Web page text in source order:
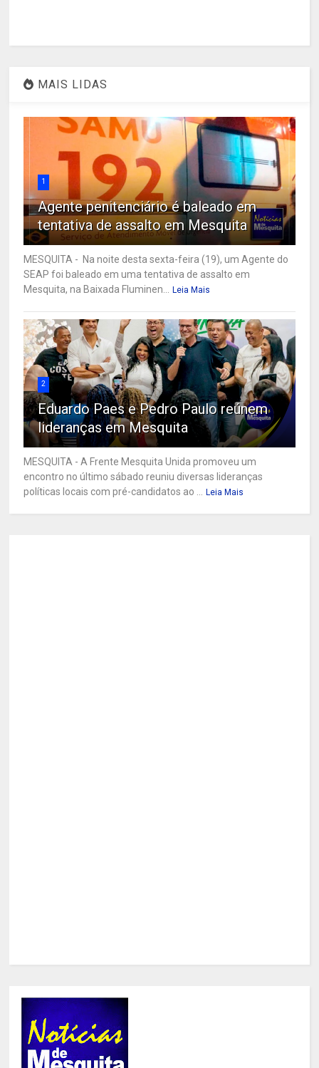
MAIS LIDAS
1
Agente penitenciário é baleado em
tentativa de assalto em Mesquita
MESQUITA - Na noite desta sexta-feira (19), um Agente do
SEAP foi baleado em uma tentativa de assalto em
Mesquita, na Baixada Fluminen...
Leia Mais
2
Eduardo Paes e Pedro Paulo reúnem
lideranças em Mesquita
MESQUITA - A Frente Mesquita Unida promoveu um
encontro no último sábado reuniu diversas lideranças
políticas locais com pré-candidatos ao ...
Leia Mais